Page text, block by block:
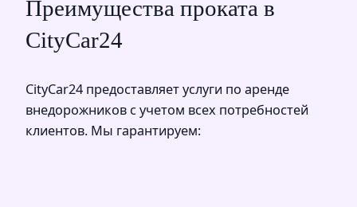
Преимущества проката в
CityCar24
CityCar24 предоставляет услуги по аренде
внедорожников с учетом всех потребностей
клиентов. Мы гарантируем: